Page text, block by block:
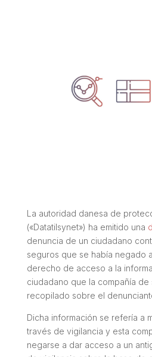
La autoridad danesa de
(«Datatilsynet») ha emitido una
denuncia de un ciudadano
seguros que se había negado
derecho de acceso a la
ciudadano que la compañía de
recopilado sobre el
Dicha información se refería a
través de vigilancia y esta
negarse a dar acceso a un